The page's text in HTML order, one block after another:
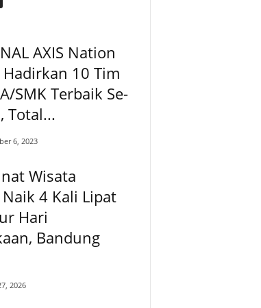
AXIS Nation
10 Tim
SMK Terbaik Se-
Total...
6, 2023
Wisata
4 Kali Lipat
Hari
Bandung
2026